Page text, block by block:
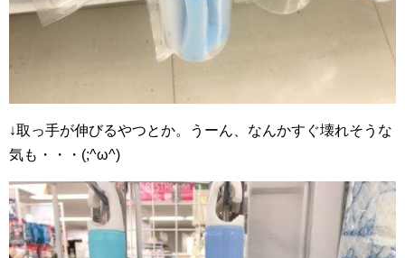
↓取っ手が伸びるやつとか。うーん、なんかすぐ壊れそうな
気も・・・(;^ω^)